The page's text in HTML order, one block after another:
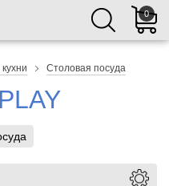
0
Столовая посуда